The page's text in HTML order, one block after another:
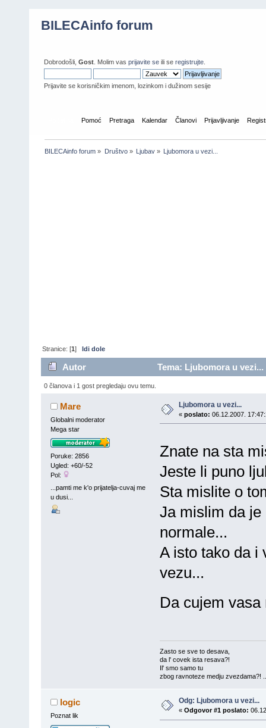
BILECAinfo forum
Dobrodošli, Gost . Molim vas prijavite se ili se registrujte
Prijavite se korisničkim imenom, lozinkom i dužinom sesije
Pomoć Pretraga Kalendar Članovi Prijavljivanje
BILECAinfo forum » Društvo» Ljubav» Ljubomora u vezi...
Stranice: [1]Idi dole
Autor Tema: Ljubomora u
0 članova i 1 gost pregledaju ovu temu.
Mare
Globalni moderator
Mega star
Poruke: 2856
Ugled: +60/-52
Pol:
...pamti me k'o prijatelja-cuvaj me
u dusi...
Ljubomora u vezi...
« poslato: 06.12.2007.
Znate na sta
Jeste li puno
Sta mislite o
Ja mislim da je
normale...
A isto tako da i
vezu...
Da cujem
Zasto se sve to desava,
da l' covek ista resava?!
Il' smo samo tu
zbog ravnoteze medju zvezdama?!
logic
Poznat lik
Odg: Ljubomora u vezi...
« Odgovor #1 poslato: